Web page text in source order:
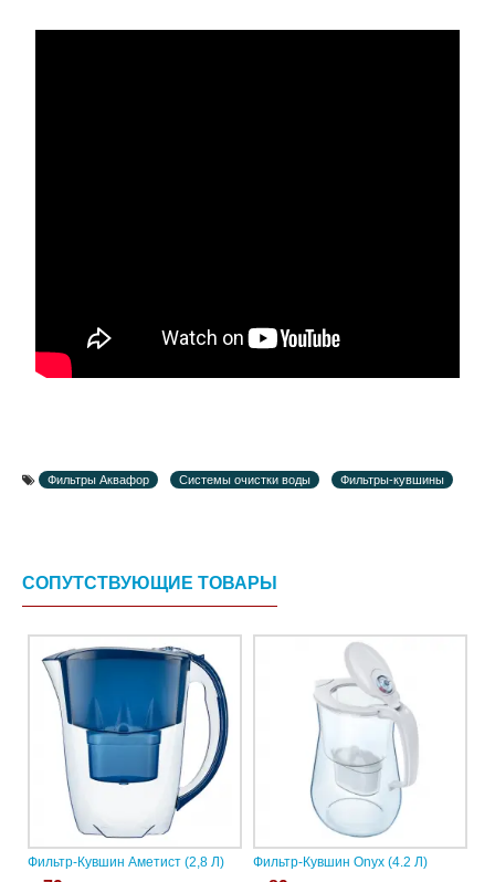
Фильтры Аквафор Системы очистки воды Фильтры-кувшины
СОПУТСТВУЮЩИЕ ТОВАРЫ
Фильтр-Кувшин Аметист (2,8 Л) Фильтр-Кувшин Onyx (4.2 Л)